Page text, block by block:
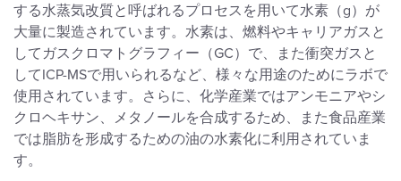
する水蒸気改質と呼ばれるプロセスを用いて水素（g）が
大量に製造されています。水素は、燃料やキャリアガスと
してガスクロマトグラフィー（GC）で、また衝突ガスと
してICP-MSで用いられるなど、様々な用途のためにラボで
使用されています。さらに、化学産業ではアンモニアやシ
クロヘキサン、メタノールを合成するため、また食品産業
では脂肪を形成するための油の水素化に利用されていま
す。